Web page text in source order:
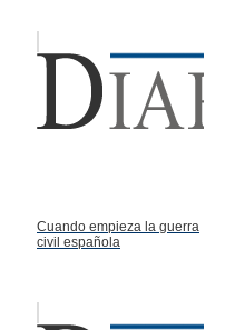
Cuando empieza la guerra
civil española